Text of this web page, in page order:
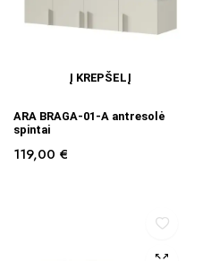
Į KREPŠELĮ
ARA BRAGA-01-A antresolė
spintai
119,00 €